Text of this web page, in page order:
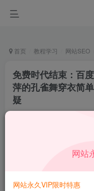
首页 教程学习 网站SEO
免费时代结束：百
萍的孔雀舞穿衣简
疑
本站所有内容来自互联
网站
网站永久VIP限时特惠